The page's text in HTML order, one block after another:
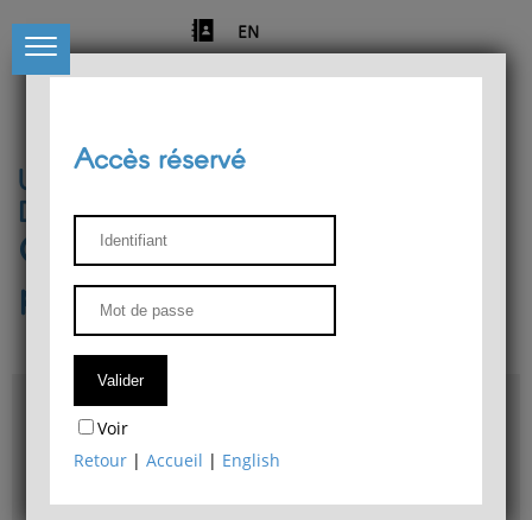
EN
Université de Liège
Département de philosophie
Centre de recherches
phénoménologiques
Accès & plans
Bibliothèque du Département de philosophie
Accès réservé
Voir
Retour |Accueil | English